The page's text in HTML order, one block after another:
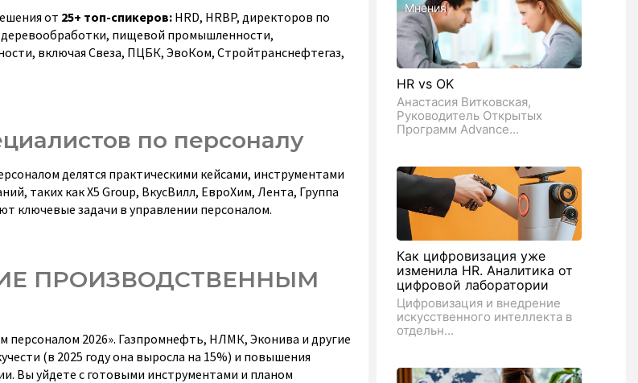
от 25+ топ-спикеров: HRD, HRBP, директоров по
деревообработки, пищевой промышленности,
включая Свеза, ПЦБК, ЭвоКом, Стройтранснефтегаз,
по персоналу
делятся практическими кейсами, инструментами
таких как Х5 Group, ВкусВилл, ЕвроХим, Лента, Группа
ключевые задачи в управлении персоналом.
ПРОИЗВОДСТВЕННЫМ
2026». Газпромнефть, НЛМК, Эконива и другие
(в 2025 году она выросла на 15%) и повышения
Вы уйдете с готовыми инструментами и планом
Мнения
HR vs OK
Анастасия Витковская,
Руководитель Открытых
Программ Advance...
Как цифровизация уже
изменила HR. Аналитика от
цифровой лаборатории
Цифровизация и внедрение
искусственного интеллекта в
отдельн...